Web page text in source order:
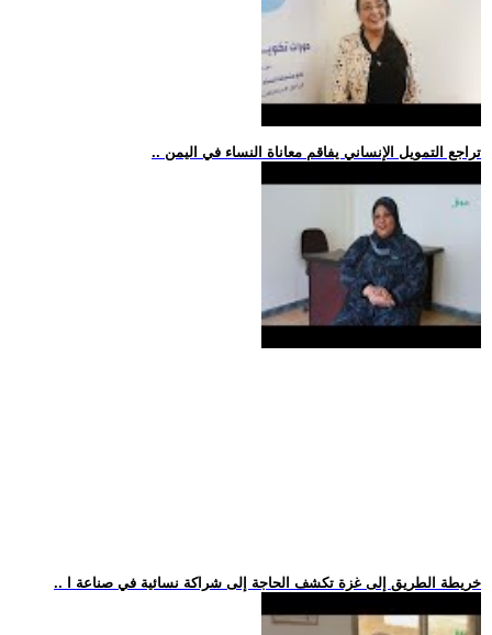
.. تراجع التمويل الإنساني يفاقم معاناة النساء في اليمن
.. خريطة الطريق إلى غزة تكشف الحاجة إلى شراكة نسائية في صناعة ا